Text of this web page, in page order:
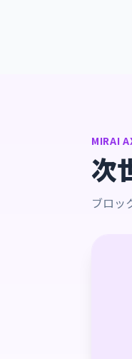
MIRAI
次
ブロッ